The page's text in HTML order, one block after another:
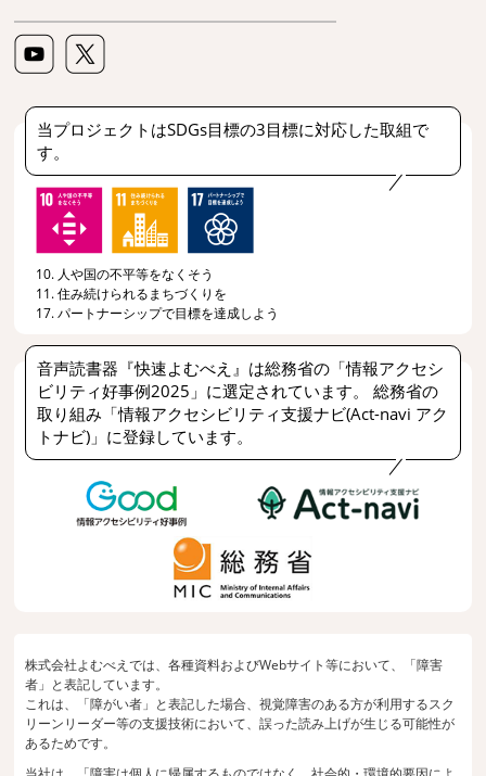
当プロジェクトはSDGs目標の3目標に対応した取組で
す。
10. 人や国の不平等をなくそう
11. 住み続けられるまちづくりを
17. パートナーシップで目標を達成しよう
音声読書器『快速よむべえ』は総務省の「情報アクセシ
ビリティ好事例2025」に選定されています。 総務省の
取り組み「情報アクセシビリティ支援ナビ(Act-navi アク
トナビ)」に登録しています。
株式会社よむべえでは、各種資料およびWebサイト等において、「障害
者」と表記しています。
これは、「障がい者」と表記した場合、視覚障害のある方が利用するスク
リーンリーダー等の支援技術において、誤った読み上げが生じる可能性が
あるためです。